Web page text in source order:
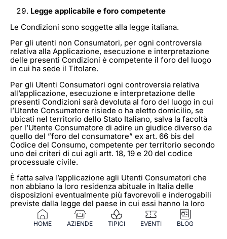
HOME AZIENDE TIPICI EVENTI BLOG
Legge applicabile e foro competente
Le Condizioni sono soggette alla legge italiana.
Per gli utenti non Consumatori, per ogni controversia
relativa alla Applicazione, esecuzione e interpretazione
delle presenti Condizioni è competente il foro del luogo
in cui ha sede il Titolare.
Per gli Utenti Consumatori ogni controversia relativa
all’applicazione, esecuzione e interpretazione delle
presenti Condizioni sarà devoluta al foro del luogo in cui
l’Utente Consumatore risiede o ha eletto domicilio, se
ubicati nel territorio dello Stato Italiano, salva la facoltà
per l’Utente Consumatore di adire un giudice diverso da
quello del ”foro del consumatore” ex art. 66 bis del
Codice del Consumo, competente per territorio secondo
uno dei criteri di cui agli artt. 18, 19 e 20 del codice
processuale civile.
È fatta salva l’applicazione agli Utenti Consumatori che
non abbiano la loro residenza abituale in Italia delle
disposizioni eventualmente più favorevoli e inderogabili
previste dalla legge del paese in cui essi hanno la loro
residenza abituale, in particolare in relazione al termine
per l’esercizio del diritto di recesso, al termine per la
restituzione dei Prodotti, in caso di esercizio di tale